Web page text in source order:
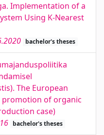
Implementation of a
Using K-Nearest
bachelor's theses
The European
promotion of organic
case)
bachelor's theses